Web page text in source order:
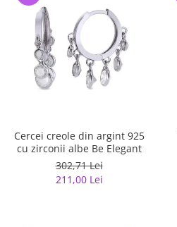
Cercei creole din argint 925
cu zirconii albe Be Elegant
302,71 Lei
211,00 Lei